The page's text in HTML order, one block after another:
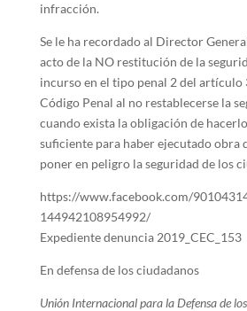
infracción.
Se le ha recordado al Director
acto de la NO restitución de la
incurso en el tipo penal 2 del artículo
Código Penal al no restablecerse la
cuando exista la obligación de
suficiente para haber ejecutado obra
poner en peligro la seguridad de los
https://www.facebook.com/
144942108954992/
Expediente denuncia 2019_CEC_153
En defensa de los ciudadanos
Unión Internacional para la Defensa de